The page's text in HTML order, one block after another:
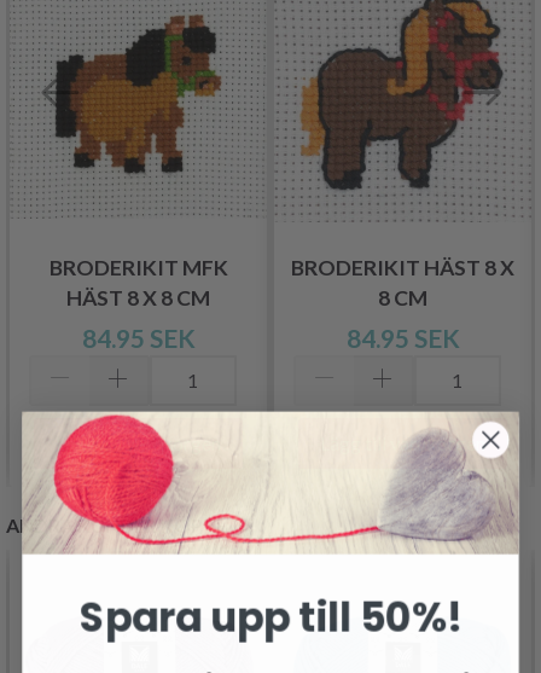
BRODERIKIT MFK
HÄST 8 X 8 CM
84.95 SEK
Lägg till varukorgen
BRODERIKIT HÄST 8 X
8 CM
84.95 SEK
Lägg till varukorgen
ANDRA KUNDER KÖPTE
Spara upp till 50%!